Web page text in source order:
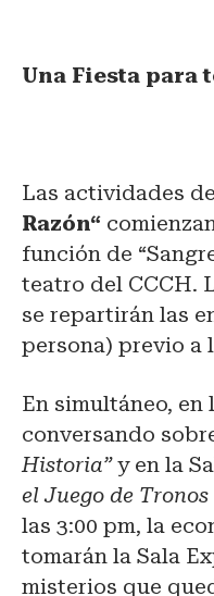
Una Fiesta para
Las actividades
Razón“
función de
teatro del CCCH.
se repartirán las
persona) previo a
En simultáneo, en
conversando
Historia”y en la
el Juego de
las 3:00 pm, la
tomarán la Sala
misterios que